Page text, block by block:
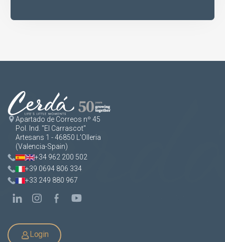
Apartado de Correos nº 45
Pol. Ind. "El Carrascot"
Artesans 1 - 46850 L'Olleria
(Valencia-Spain)
+34 962 200 502
+39 0694 806 334
+33 249 880 967
Login